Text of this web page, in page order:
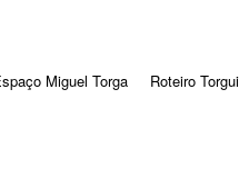
Miguel Torga Roteiro